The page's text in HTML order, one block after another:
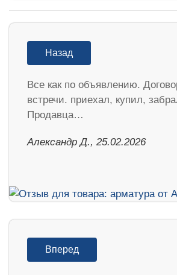
Назад
Все как по объявлению.
встречи. приехал, купил,
Продавца…
Александр Д., 25.02.2026
Вперед